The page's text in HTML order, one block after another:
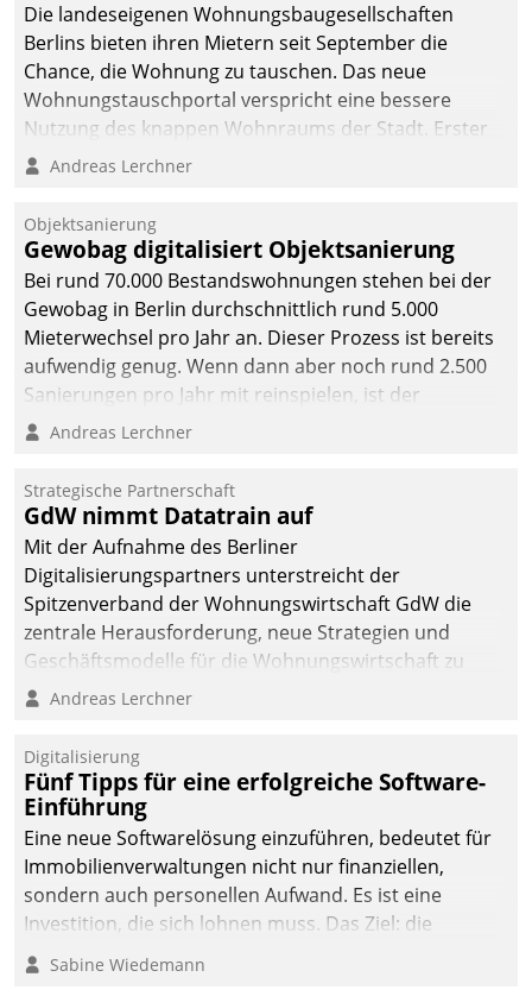
Die landeseigenen Wohnungsbaugesellschaften
Berlins bieten ihren Mietern seit September die
Chance, die Wohnung zu tauschen. Das neue
Wohnungstauschportal verspricht eine bessere
Nutzung des knappen Wohnraums der Stadt. Erster
Anwendungsfall für Datatrains Lösung API-Hub mit
Unternehmen.
Andreas Lerchner
Objektsanierung
Gewobag digitalisiert Objektsanierung
Bei rund 70.000 Bestandswohnungen stehen bei der
Gewobag in Berlin durchschnittlich rund 5.000
Mieterwechsel pro Jahr an. Dieser Prozess ist bereits
aufwendig genug. Wenn dann aber noch rund 2.500
Sanierungen pro Jahr mit reinspielen, ist der
Betreuungs- und Organisationsaufwand immens. Im
kommunale Wohnungsbauunternehmen daher
gemeinsam mit der Berliner Datatrain GmbH den
Teilprozess der Objektsanierung digitalisiert.
Andreas Lerchner
Strategische Partnerschaft
GdW nimmt Datatrain auf
Mit der Aufnahme des Berliner
Digitalisierungspartners unterstreicht der
Spitzenverband der Wohnungswirtschaft GdW die
zentrale Herausforderung, neue Strategien und
Geschäftsmodelle für die Wohnungswirtschaft zu
entwickeln.
Andreas Lerchner
Digitalisierung
Fünf Tipps für eine erfolgreiche Software-
Einführung
Eine neue Softwarelösung einzuführen, bedeutet für
Immobilienverwaltungen nicht nur finanziellen,
sondern auch personellen Aufwand. Es ist eine
Investition, die sich lohnen muss. Das Ziel: die
nachhaltige Optimierung der Geschäftsabläufe. Damit
dieses Ziel erreicht wird, sollten einige Grundregeln
Sabine Wiedemann